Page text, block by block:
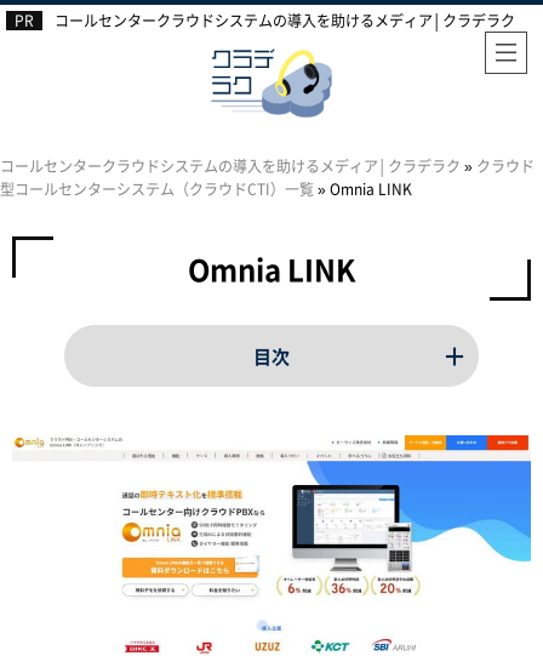
コールセンタークラウドシステムの導入を助けるメディア│クラデラク
コールセンタークラウドシステムの導入を助けるメディア│クラデラク » クラウド
型コールセンターシステム（クラウドCTI）一覧»Omnia LINK
Omnia LINK